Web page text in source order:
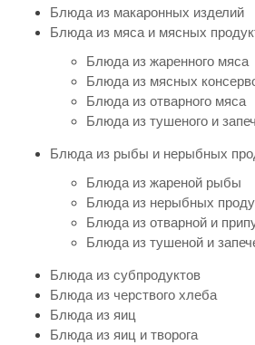
Блюда из макаронных изделий
Блюда из мяса и мясных
Блюда из жаренного мяса
Блюда из мясных
Блюда из отварного мяса
Блюда из тушеного и
Блюда из рыбы и нерыбных
Блюда из жареной рыбы
Блюда из нерыбных
Блюда из отварной и
Блюда из тушеной и
Блюда из субпродуктов
Блюда из черствого хлеба
Блюда из яиц
Блюда из яиц и творога